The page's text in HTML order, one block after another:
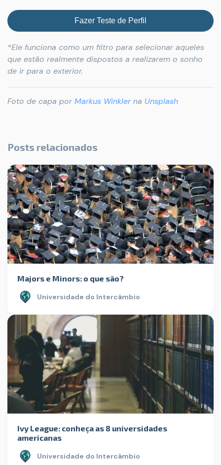
Fazer Teste de Perfil
*Ele funciona como um filtro para selecionar aqueles
que estão realmente dispostos a realizarem o sonho
de ir para o exterior.
Foto de capa por Markus Winkler na Unsplash
Posts relacionados
Majors e Minors: o que são?
Universidade do Intercâmbio
Ivy League: conheça as 8 universidades
americanas
Universidade do Intercâmbio